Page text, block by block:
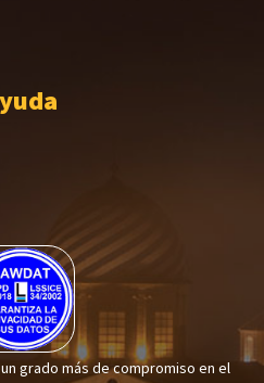
grado más de compromiso en el